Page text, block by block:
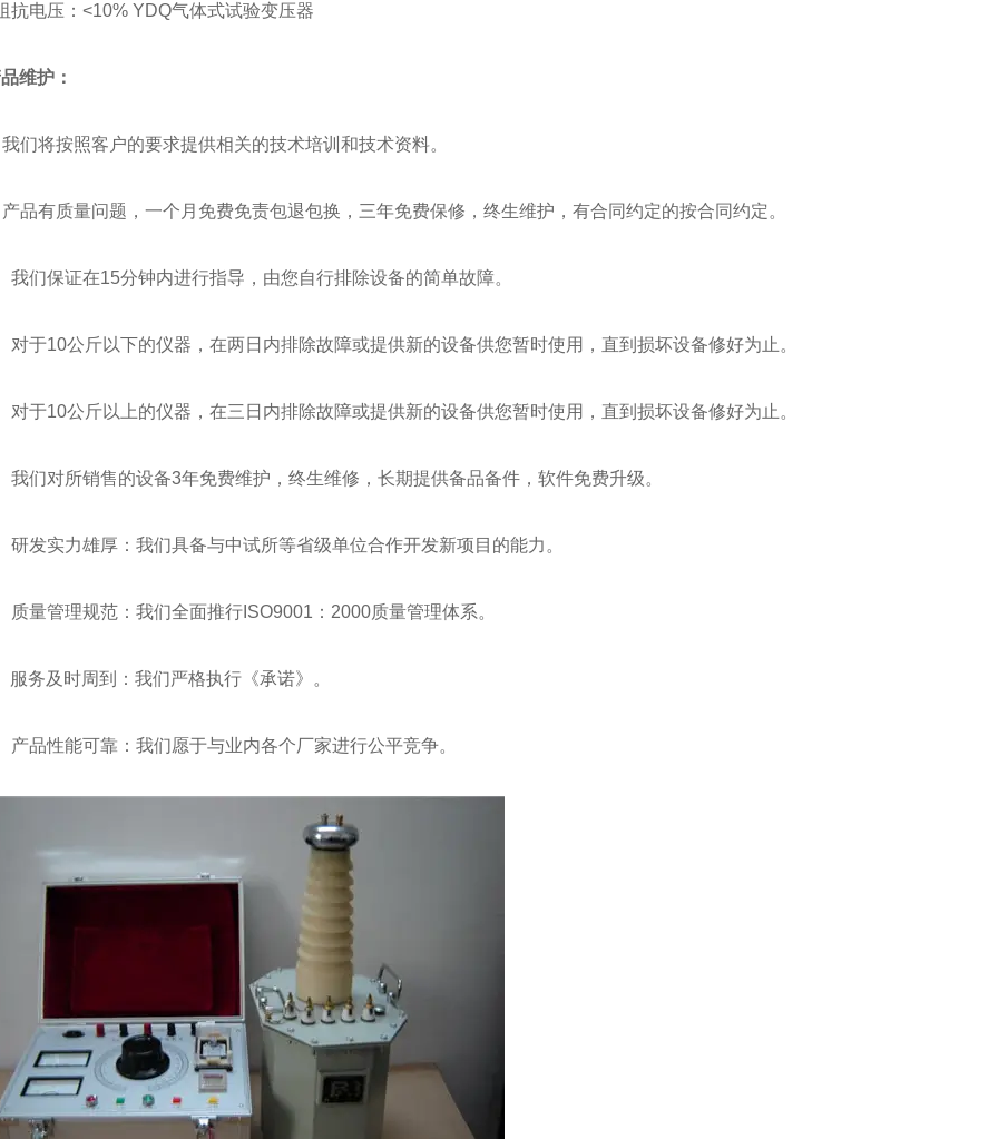
电压：<10% YDQ气体式试验变压器
维护：
将按照客户的要求提供相关的技术培训和技术资料。
有质量问题，一个月免费免责包退包换，三年免费保修，终生维护，有合同约定的按合同约定。
们保证在15分钟内进行指导，由您自行排除设备的简单故障。
10公斤以下的仪器，在两日内排除故障或提供新的设备供您暂时使用，直到损坏设备修好为止。
10公斤以上的仪器，在三日内排除故障或提供新的设备供您暂时使用，直到损坏设备修好为止。
对所销售的设备3年免费维护，终生维修，长期提供备品备件，软件免费升级。
发实力雄厚：我们具备与中试所等省级单位合作开发新项目的能力。
量管理规范：我们全面推行ISO9001：2000质量管理体系。
及时周到：我们严格执行《承诺》。
品性能可靠：我们愿于与业内各个厂家进行公平竞争。